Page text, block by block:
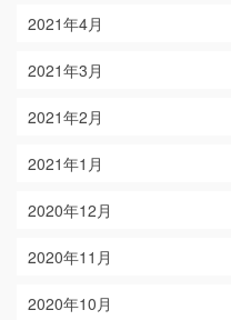
2021年4月
2021年3月
2021年2月
2021年1月
2020年12月
2020年11月
2020年10月